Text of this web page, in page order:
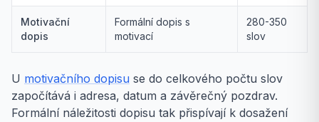
Motivační
dopis
Formální dopis s
motivací
280-350
slov
U motivačního dopisu se do celkového počtu slov
započítává i adresa, datum a závěrečný pozdrav.
Formální náležitosti dopisu tak přispívají k dosažení